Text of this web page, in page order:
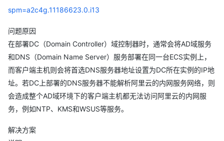
spm=a2c4g.11186623.0.i13
问题原因
在部署DC（Domain Controller）域控制器时，通常会将AD域服务
和DNS（Domain Name Server）服务部署在同一台ECS实例上，
而客户端主机则会将首选DNS服务器地址设置为DC所在实例的IP地
址。若DC上部署的DNS服务器不能解析阿里云的内网服务网络，则
会造成整个AD域环境下的客户端主机都无法访问阿里云的内网服
务，例如NTP、KMS和WSUS等服务。
解决方案